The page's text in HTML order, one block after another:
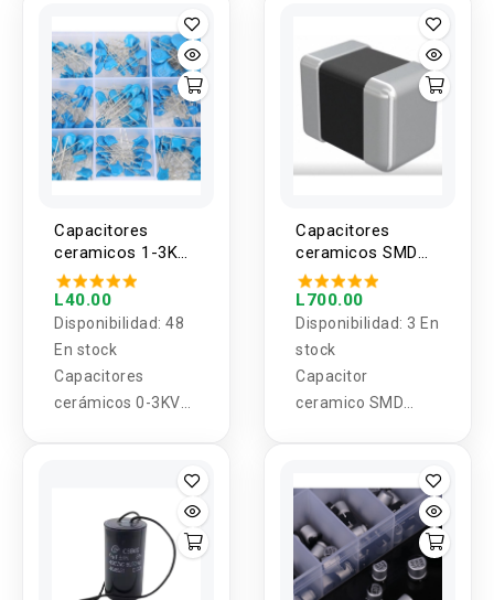
valores 1pf - 100nf
Capacitores
ceramicos 1-3KV
0.1nf - 22nf 1
valor (5 Unidades)
L40.00
Disponibilidad: 48
En stock
Capacitores
cerámicos 0-3KV
Capacitores
ceramicos SMD
0.47UF 16V X7R
0805 (100
unidades)
L700.00
Disponibilidad: 3 En
stock
Capacitor
ceramico SMD